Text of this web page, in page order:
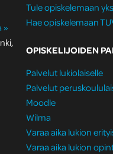
»
Tule opiskelemaan
Hae opiskelemaan
OPISKELIJOIDEN
Palvelut lukiolaiselle
Palvelut
Moodle
Wilma
Varaa aika lukion
Varaa aika lukion